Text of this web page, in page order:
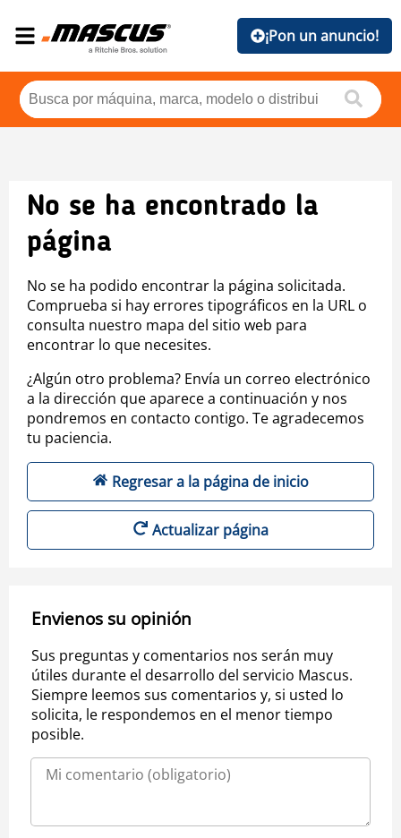
¡Pon un anuncio!
No se ha encontrado la
página
No se ha podido encontrar la página solicitada.
Comprueba si hay errores tipográficos en la URL o
consulta nuestro mapa del sitio web para
encontrar lo que necesites.
¿Algún otro problema? Envía un correo electrónico
a la dirección que aparece a continuación y nos
pondremos en contacto contigo. Te agradecemos
tu paciencia.
Regresar a la página de inicio
Actualizar página
Envienos su opinión
Sus preguntas y comentarios nos serán muy
útiles durante el desarrollo del servicio Mascus.
Siempre leemos sus comentarios y, si usted lo
solicita, le respondemos en el menor tiempo
posible.